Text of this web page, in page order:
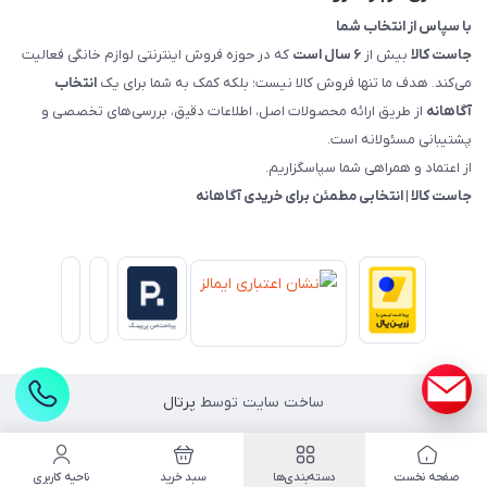
با سپاس از انتخاب شما
جاست کالا بیش از ۶ سال است
که در حوزه فروش اینترنتی لوازم خانگی فعالیت
می‌کند. هدف ما تنها فروش کالا نیست؛ بلکه کمک به شما برای یک انتخاب
آگاهانه از طریق ارائه محصولات اصل، اطلاعات دقیق، بررسی‌های تخصصی و
پشتیبانی مسئولانه است.
از اعتماد و همراهی شما سپاسگزاریم.
جاست کالا | انتخابی مطمئن برای خریدی آگاهانه
ساخت سایت توسط پرتال
صفحه نخست دسته‌بندی‌ها سبد خرید ناحیه کاربری